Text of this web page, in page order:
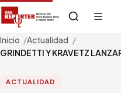
Inicio
Actualidad
GRINDETTI Y KRAVETZ
ACTUALIDAD